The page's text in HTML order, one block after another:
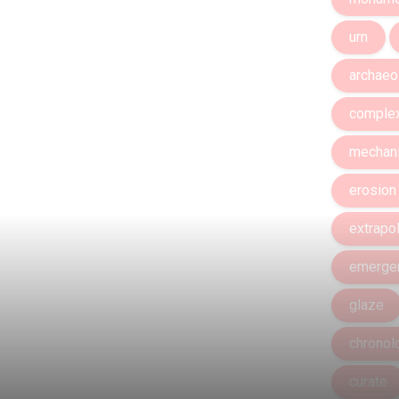
urn
erosion
glaze